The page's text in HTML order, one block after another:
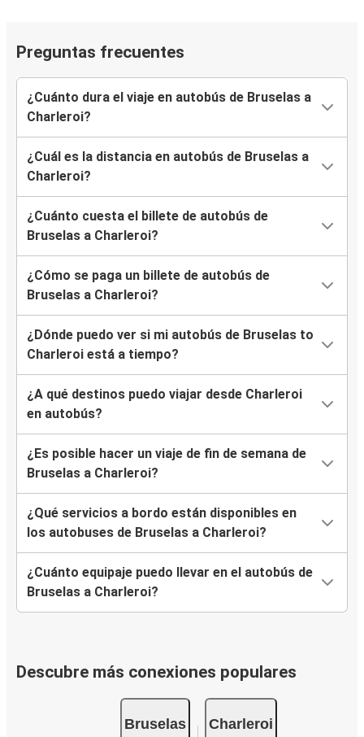
Preguntas frecuentes
¿Cuánto dura el viaje en autobús de Bruselas a
Charleroi?
¿Cuál es la distancia en autobús de Bruselas a
Charleroi?
¿Cuánto cuesta el billete de autobús de
Bruselas a Charleroi?
¿Cómo se paga un billete de autobús de
Bruselas a Charleroi?
¿Dónde puedo ver si mi autobús de Bruselas to
Charleroi está a tiempo?
¿A qué destinos puedo viajar desde Charleroi
en autobús?
¿Es posible hacer un viaje de fin de semana de
Bruselas a Charleroi?
¿Qué servicios a bordo están disponibles en
los autobuses de Bruselas a Charleroi?
¿Cuánto equipaje puedo llevar en el autobús de
Bruselas a Charleroi?
Descubre más conexiones populares
Bruselas Charleroi